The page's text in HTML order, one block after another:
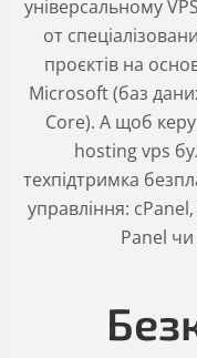
універсальному
от
проєктів на
Microsoft (баз
Core). А щоб
hosting vps
техпідтримка
управління:
Panel